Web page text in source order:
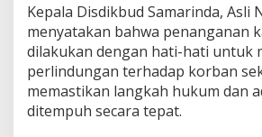
Kepala Disdikbud Samarinda, Asli
menyatakan bahwa penanganan
dilakukan dengan hati-hati untuk
perlindungan terhadap korban
memastikan langkah hukum dan
ditempuh secara tepat.